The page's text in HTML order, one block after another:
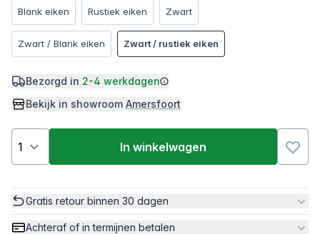
Blank eiken
Rustiek eiken Zwart
Zwart / Blank eiken Zwart / rustiek eiken
Bezorgd in 2-4 werkdagen
Bekijk in showroom Amersfoort
In winkelwagen
Gratis retour binnen 30 dagen
Achteraf of in termijnen betalen